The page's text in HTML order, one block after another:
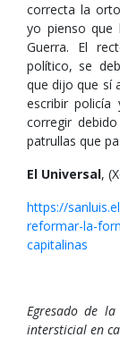
correcta la
yo pienso que
Guerra. El
político, se
que dijo que sí
escribir
corregir
patrullas que
El Universal,
https://
reformar-la-
capitalinas
Egresado de
intersticial en